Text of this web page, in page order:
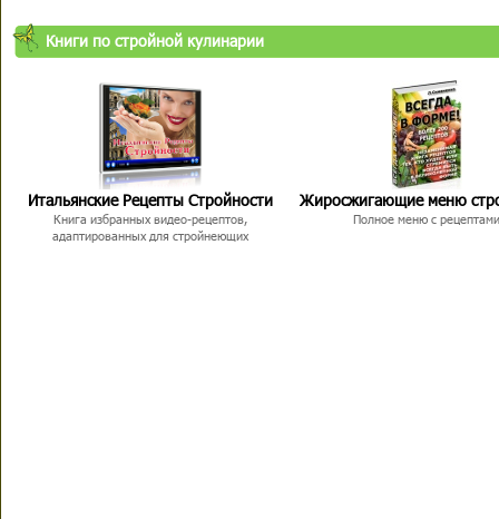
Книги по стройной кулинарии
Итальянские Рецепты Стройности
Книга избранных видео-рецептов,
адаптированных для стройнеющих
Жиросжигающие меню
Полное меню с рецептами